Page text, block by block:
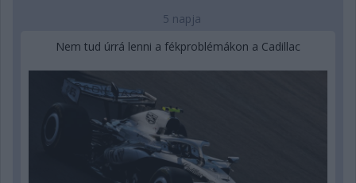
5 napja
Nem tud úrrá lenni a fékproblémákon a Cadillac